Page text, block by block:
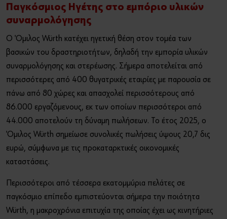
Θέλετε να εγγραφείτε στο online shop;
Εγγραφείτε τώρα ακολουθώντας τρία απλά βήματα για να
απολαύσετε πλήρως όλες τις λειτουργίες του eshop!
Μόνο για επαγγελματίες
Τέχνη και Πολιτισμός
Sports Sponsoring
Οικονομικά Στοιχεία
Τα νέα μας
Παγκόσμιος Ηγέτης στο εμπόριο υλικών
συναρμολόγησης
Ο Όμιλος Würth κατέχει ηγετική θέση στον τομέα των
βασικών του δραστηριοτήτων, δηλαδή την εμπορία υλικών
συναρμολόγησης και στερέωσης. Σήμερα αποτελείται από
περισσότερες από 400 θυγατρικές εταιρίες με παρουσία σε
πάνω από 80 χώρες και απασχολεί περισσότερους από
86.000 εργαζόμενους, εκ των οποίων περισσότεροι από
44.000 αποτελούν τη δύναμη πωλήσεων. Το έτος 2025, ο
Όμιλος Würth σημείωσε συνολικές πωλήσεις ύψους 20,7 δις
ευρώ, σύμφωνα με τις προκαταρκτικές οικονομικές
καταστάσεις.
Περισσότεροι από τέσσερα εκατομμύρια πελάτες σε
παγκόσμιο επίπεδο εμπιστεύονται σήμερα την ποιότητα
Würth, η μακροχρόνια επιτυχία της οποίας έχει ως κινητήριες